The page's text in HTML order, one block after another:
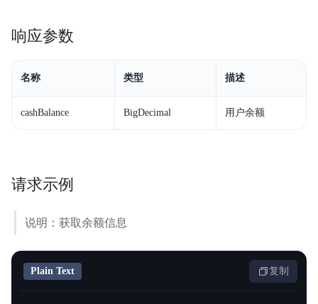
响应参数
名称 类型 描述
cashBalance BigDecimal 用户余额
请求示例
说明：获取余额信息
Plain Text 复制